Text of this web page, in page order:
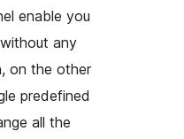
enable you
any
on the other
predefined
all the